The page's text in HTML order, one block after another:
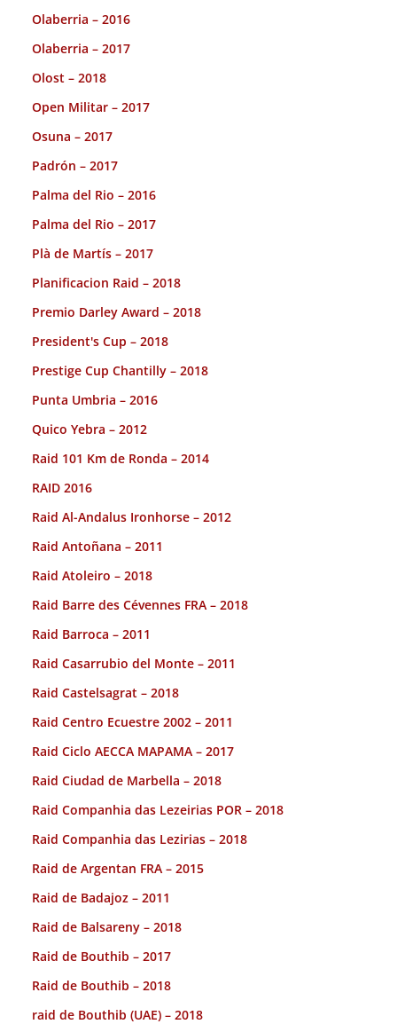
Olaberria – 2016
Olaberria – 2017
Olost – 2018
Open Militar – 2017
Osuna – 2017
Padrón – 2017
Palma del Rio – 2016
Palma del Rio – 2017
Plà de Martís – 2017
Planificacion Raid – 2018
Premio Darley Award – 2018
President's Cup – 2018
Prestige Cup Chantilly – 2018
Punta Umbria – 2016
Quico Yebra – 2012
Raid 101 Km de Ronda – 2014
RAID 2016
Raid Al-Andalus Ironhorse – 2012
Raid Antoñana – 2011
Raid Atoleiro – 2018
Raid Barre des Cévennes FRA – 2018
Raid Barroca – 2011
Raid Casarrubio del Monte – 2011
Raid Castelsagrat – 2018
Raid Centro Ecuestre 2002 – 2011
Raid Ciclo AECCA MAPAMA – 2017
Raid Ciudad de Marbella – 2018
Raid Companhia das Lezeirias POR – 2018
Raid Companhia das Lezirias – 2018
Raid de Argentan FRA – 2015
Raid de Badajoz – 2011
Raid de Balsareny – 2018
Raid de Bouthib – 2017
Raid de Bouthib – 2018
raid de Bouthib (UAE) – 2018